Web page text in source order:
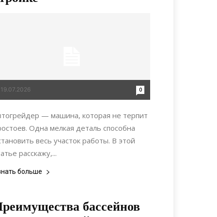
19.07.2026 0
— машина, которая не терпит
Одна мелкая деталь способна
весь участок работы. В этой
расскажу,...
больше
бассейнов